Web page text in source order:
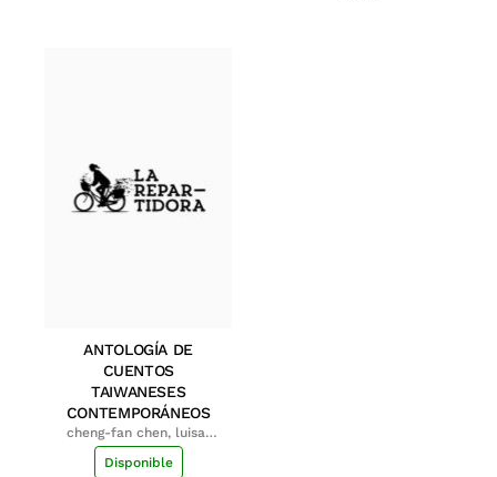
ANTOLOGÍA DE
CUENTOS
TAIWANESES
CONTEMPORÁNEOS
cheng-fan chen, luisa;
shu-ying chang, luisa
Disponible